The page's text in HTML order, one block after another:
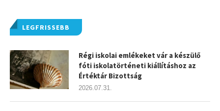
LEGFRISSEBB
Régi iskolai emlékeket vár a készülő
fóti iskolatörténeti kiállításhoz az
Értéktár Bizottság
2026.07.31.